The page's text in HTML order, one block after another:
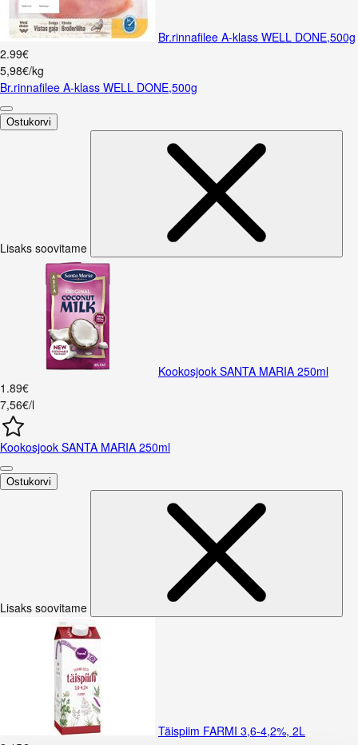
Br.rinnafilee A-klass WELL DONE,500g
2.99€
5,98€/kg
Br.rinnafilee A-klass WELL DONE,500g
Ostukorvi
Lisaks soovitame
Kookosjook SANTA MARIA 250ml
1 .89€
7,56€/l
Kookosjook SANTA MARIA 250ml
Ostukorvi
Lisaks soovitame
Täispiim FARMI 3,6-4,2%, 2L